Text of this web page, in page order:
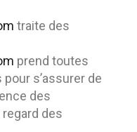
traite des
prend toutes
s’assurer de
des
des